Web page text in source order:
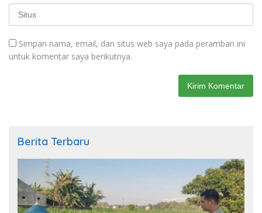
Simpan nama, email, dan situs web saya pada peramban ini
untuk komentar saya berikutnya.
Berita Terbaru